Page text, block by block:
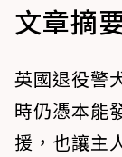
文章摘
英國退役警
時仍憑本能
援，也讓主